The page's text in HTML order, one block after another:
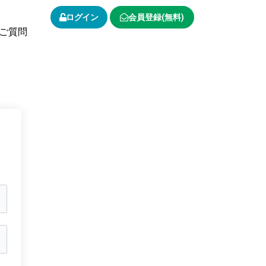
質問
ログイン 会員登録(無料)